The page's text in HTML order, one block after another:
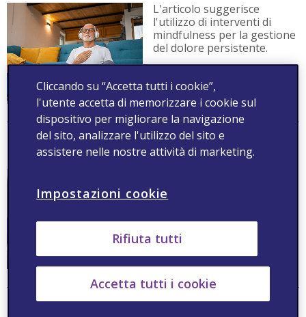
L'articolo suggerisce
l'utilizzo di interventi di
mindfulness per la gestione
del dolore persistente.
Leggi
Tra adolescenti con dolore cronico primario,
depressione e ansia sono diffusi
depressione e ansia negli
adolescenti con dolore
Leggi
L’identificazione del dolore nei pazienti critici può
Cliccando su “Accetta tutti i cookie”,
l'utente accetta di memorizzare i cookie sul
dispositivo per migliorare la navigazione
del sito, analizzare l'utilizzo del sito e
assistere nelle nostre attività di marketing.
Impostazioni cookie
Rifiuta tutti
Accetta tutti i cookie